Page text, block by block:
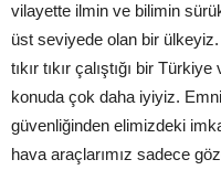
vilayette ilmin ve bilimin
üst seviyede olan bir
tıkır tıkır çalıştığı bir
konuda çok daha iyiyiz.
güvenliğinden elimizdeki
hava araçlarımız sadece